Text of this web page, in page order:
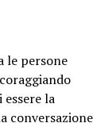
le persone
la
conversazione